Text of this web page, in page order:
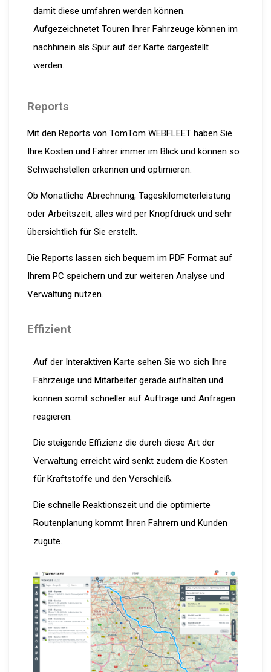
damit diese umfahren werden können.
Aufgezeichnetet Touren Ihrer Fahrzeuge können im
nachhinein als Spur auf der Karte dargestellt
werden.
Reports
Mit den Reports von TomTom WEBFLEET haben Sie
Ihre Kosten und Fahrer immer im Blick und können so
Schwachstellen erkennen und optimieren.
Ob Monatliche Abrechnung, Tageskilometerleistung
oder Arbeitszeit, alles wird per Knopfdruck und sehr
übersichtlich für Sie erstellt.
Die Reports lassen sich bequem im PDF Format auf
Ihrem PC speichern und zur weiteren Analyse und
Verwaltung nutzen.
Effizient
Auf der Interaktiven Karte sehen Sie wo sich Ihre
Fahrzeuge und Mitarbeiter gerade aufhalten und
können somit schneller auf Aufträge und Anfragen
reagieren.
Die steigende Effizienz die durch diese Art der
Verwaltung erreicht wird senkt zudem die Kosten
für Kraftstoffe und den Verschleiß.
Die schnelle Reaktionszeit und die optimierte
Routenplanung kommt Ihren Fahrern und Kunden
zugute.